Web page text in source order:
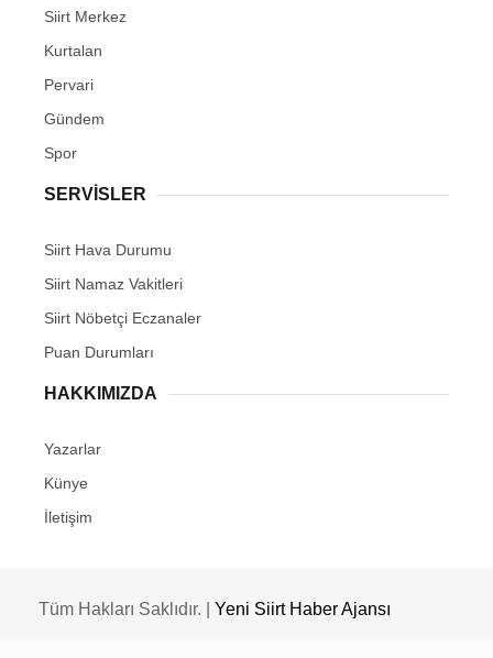
Siirt Merkez
Kurtalan
Pervari
Gündem
Spor
SERVİSLER
Siirt Hava Durumu
Siirt Namaz Vakitleri
Siirt Nöbetçi Eczanaler
Puan Durumları
HAKKIMIZDA
Yazarlar
Künye
İletişim
Tüm Hakları Saklıdır. | Yeni Siirt Haber Ajansı